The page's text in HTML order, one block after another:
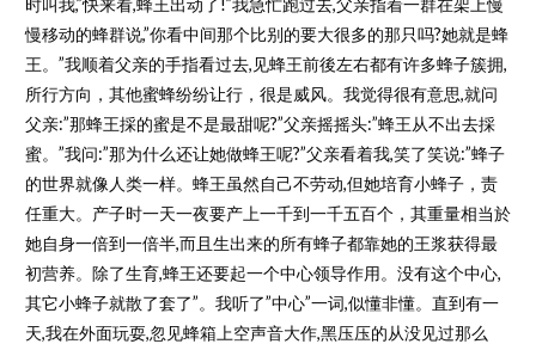
慢移动的蜂群说,”你看中间那个比别的要大很多的那只吗?她就是蜂
王。”我顺着父亲的手指看过去,见蜂王前後左右都有许多蜂子簇拥,
所行方向，其他蜜蜂纷纷让行，很是威风。我觉得很有意思,就问
父亲:”那蜂王採的蜜是不是最甜呢?”父亲摇摇头:”蜂王从不出去採
蜜。”我问:”那为什么还让她做蜂王呢?”父亲看着我,笑了笑说:”蜂子
的世界就像人类一样。蜂王虽然自己不劳动,但她培育小蜂子，责
任重大。产子时一天一夜要产上一千到一千五百个，其重量相当於
她自身一倍到一倍半,而且生出来的所有蜂子都靠她的王浆获得最
初营养。除了生育,蜂王还要起一个中心领导作用。没有这个中心,
其它小蜂子就散了套了”。我听了”中心”一词,似懂非懂。直到有一
天,我在外面玩耍,忽见蜂箱上空声音大作,黑压压的从没见过那么